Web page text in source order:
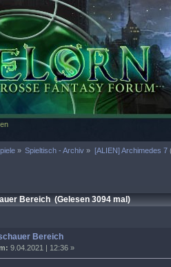
» Spieltisch - Archiv » [ALIEN] Archimedes 7
Bereich (Gelesen 3094 mal)
Bereich
9.04.2021 | 12:36 »